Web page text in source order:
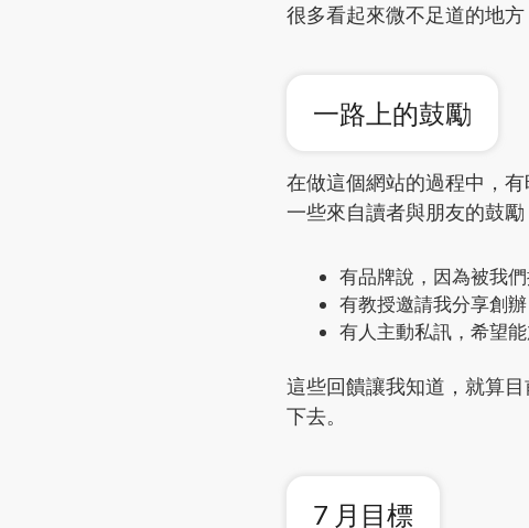
很多看起來微不足道的地方
一路上的鼓勵
在做這個網站的過程中，
一些來自讀者與朋友的鼓
有品牌說，因為被我
有教授邀請我分享創
有人主動私訊，希望
這些回饋讓我知道，就算
下去。
7 月目標